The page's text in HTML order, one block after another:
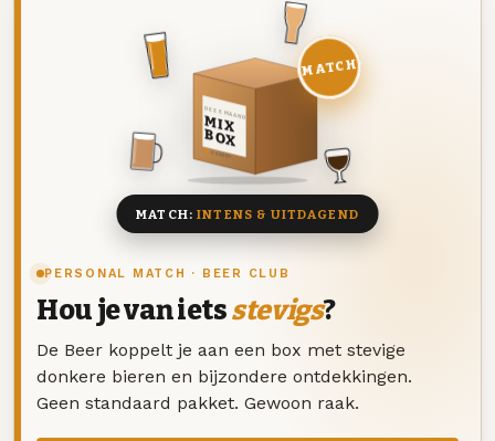
PERSONAL MATCH · BEER CLUB
Hou je van ietsstevigs?
De Beer koppelt je aan een box met stevige
donkere bieren en bijzondere ontdekkingen.
Geen standaard pakket. Gewoon raak.
DEZE MAAND
MIX
BOX
8 BIEREN
MATCH
MATCH:INTENS & UITDAGEND